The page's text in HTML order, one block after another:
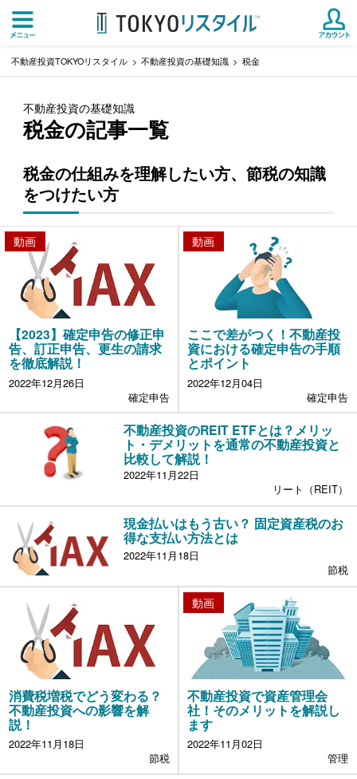
不動産投資TOKYOリスタイル 不動産投資の基礎知識 税金
不動産投資の基礎知識
税金の記事一覧
税金の仕組みを理解したい方、節税の知識
をつけたい方
動画
【2023】確定申告の修正申
告、訂正申告、更生の請求
を徹底解説！
2022年12月26日
確定申告
動画
ここで差がつく！不動産投
資における確定申告の手順
とポイント
2022年12月04日
確定申告
不動産投資のREIT ETFとは？メリッ
ト・デメリットを通常の不動産投資と
比較して解説！
2022年11月22日
リート（REIT）
現金払いはもう古い？ 固定資産税のお
得な支払い方法とは
2022年11月18日
節税
消費税増税でどう変わる？
不動産投資への影響を解
説！
2022年11月18日
節税
動画
不動産投資で資産管理会
社！そのメリットを解説し
ます
2022年11月02日
管理